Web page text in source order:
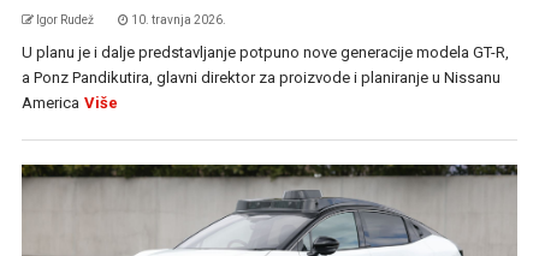
Igor Rudež 10. travnja 2026.
U planu je i dalje predstavljanje potpuno nove generacije modela GT-R,
a Ponz Pandikutira, glavni direktor za proizvode i planiranje u Nissanu
America Više